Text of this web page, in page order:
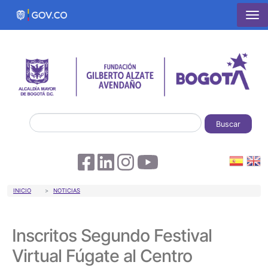
Pasar al contenido principal
Buscar
Sobrescribir enlaces de ayuda a la
INICIO NOTICIAS
Inscritos Segundo Festival
Virtual Fúgate al Centro